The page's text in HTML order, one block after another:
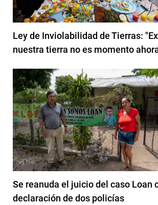
Ley de Inviolabilidad de Tierras:
nuestra tierra no es momento
Se reanuda el juicio del caso Loan
declaración de dos policías